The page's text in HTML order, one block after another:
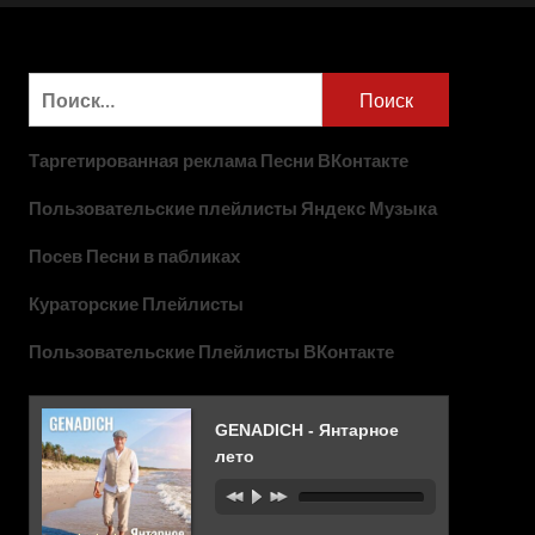
Таргетированная реклама Песни ВКонтакте
Пользовательские плейлисты Яндекс Музыка
Посев Песни в пабликах
Кураторские Плейлисты
Пользовательские Плейлисты ВКонтакте
GENADICH - Янтарное
лето